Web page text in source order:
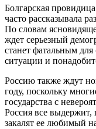
Болгарская
часто рассказывала
По словам
ждет серьезный
станет фатальным
ситуации и
Россию также ждут
году, поскольку
государства с
Россия все выдержит,
закалят ее любимый